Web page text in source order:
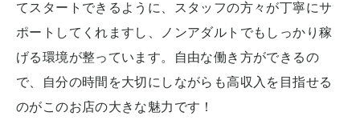
てスタートできるように、スタッフの方々が丁寧にサ
ポートしてくれますし、ノンアダルトでもしっかり稼
げる環境が整っています。自由な働き方ができるの
で、自分の時間を大切にしながらも高収入を目指せる
のがこのお店の大きな魅力です！